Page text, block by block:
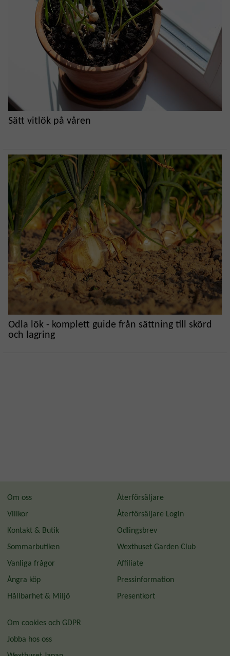
Sätt vitlök på våren
Odla lök - komplett guide från sättning till skörd
och lagring
Om oss
Villkor
Kontakt & Butik
Sommarbutiken
Vanliga frågor
Ångra köp
Hållbarhet & Miljö
Återförsäljare
Återförsäljare Login
Odlingsbrev
Wexthuset Garden Club
Affiliate
Pressinformation
Presentkort
Om cookies och GDPR
Jobba hos oss